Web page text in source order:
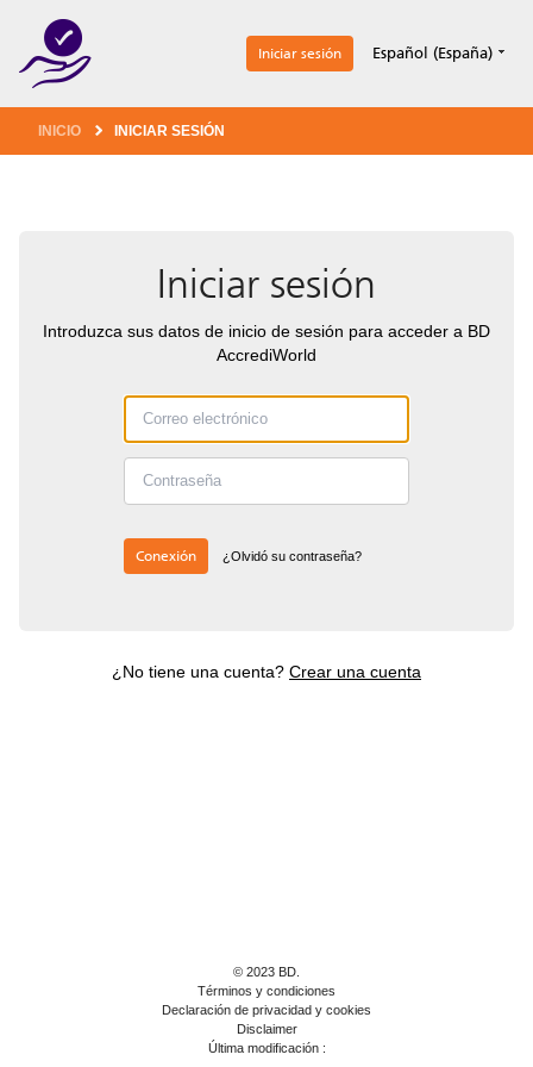
Iniciar sesión Español (España)
INICIO INICIAR SESIÓN
Iniciar sesión
Introduzca sus datos de inicio de sesión para acceder a BD
AccrediWorld
Conexión ¿Olvidó su contraseña?
¿No tiene una cuenta? Crear una cuenta
© 2023 BD.
Términos y condiciones
Declaración de privacidad y cookies
Disclaimer
Última modificación :